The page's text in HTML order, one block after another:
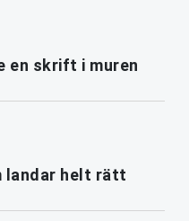
en skrift i muren
landar helt rätt